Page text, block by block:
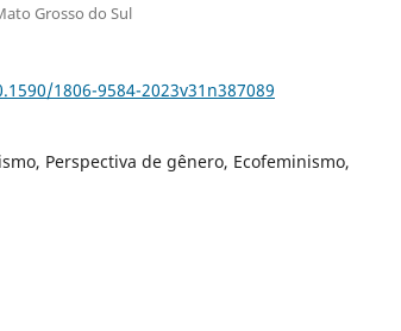
Grosso do Sul
1806-9584-2023v31n387089
Perspectiva de gênero, Ecofeminismo,